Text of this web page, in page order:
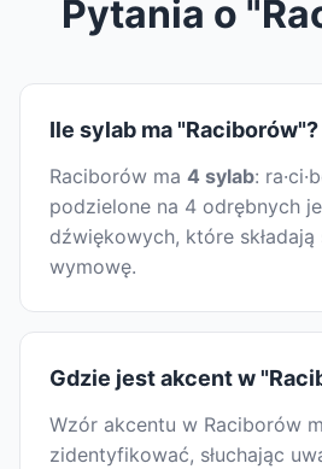
Pytania o
Ile sylab ma "Raciborów"?
Raciborów ma 4 sylab:
podzielone na 4 odrębnych
dźwiękowych, które składają
wymowę.
Gdzie jest akcent w
Wzór akcentu w Raciborów
zidentyfikować, słuchając